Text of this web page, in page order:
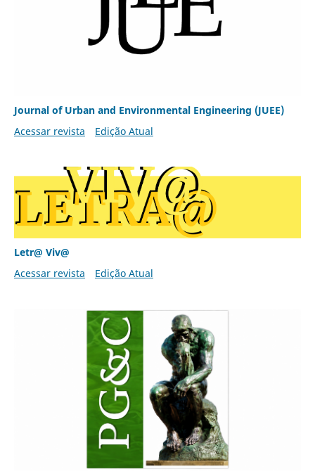
Journal of Urban and Environmental Engineering (JUEE)
Acessar revista
Edição Atual
Letr@ Viv@
Acessar revista
Edição Atual